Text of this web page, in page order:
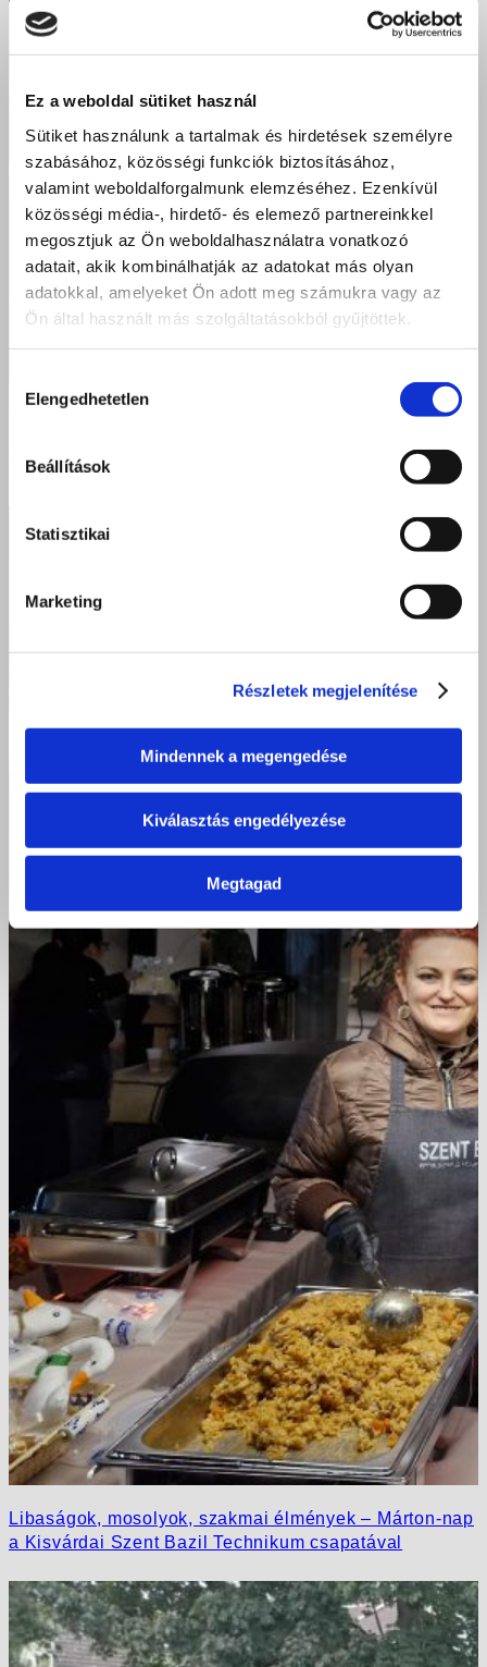
Ez a weboldal sütiket használ
Sütiket használunk a tartalmak és hirdetések személyre
szabásához, közösségi funkciók biztosításához,
valamint weboldalforgalmunk elemzéséhez. Ezenkívül
közösségi média-, hirdető- és elemező partnereinkkel
megosztjuk az Ön weboldalhasználatra vonatkozó
adatait, akik kombinálhatják az adatokat más olyan
adatokkal, amelyeket Ön adott meg számukra vagy az
Ön által használt más szolgáltatásokból gyűjtöttek.
kiválasztása
Elengedhetetlen
Beállítások
Statisztikai
Marketing
Részletek megjelenítése
Mindennek a megengedése
Kiválasztás engedélyezése
Megtagad
diákok Andi néni kertjében
Libaságok, mosolyok, szakmai élmények – Márton-nap
a Kisvárdai Szent Bazil Technikum csapatával